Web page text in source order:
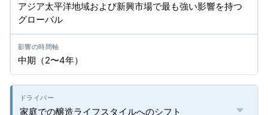
アジア太平洋地域および新興市場で最も強い影響を持つ
グローバル
中期（2〜4年）
家庭での醸造ライフスタイルへのシフト